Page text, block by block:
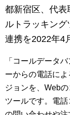
創業の想い
沿革
都新宿区、代表
ルトラッキン
連携を2022年4
「コールデータ
ーからの電話に
ジョンを、Web
ツールです。電